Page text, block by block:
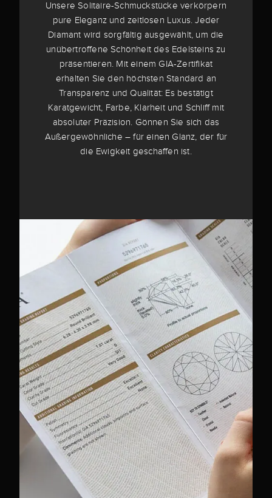
Unsere Solitaire-Schmuckstücke verkörpern
pure Eleganz und zeitlosen Luxus. Jeder
Diamant wird sorgfältig ausgewählt, um die
unübertroffene Schönheit des Edelsteins zu
präsentieren. Mit einem GIA-Zertifikat
erhalten Sie den höchsten Standard an
Transparenz und Qualität: Es bestätigt
Karatgewicht, Farbe, Klarheit und Schliff mit
absoluter Präzision. Gönnen Sie sich das
Außergewöhnliche – für einen Glanz, der für
die Ewigkeit geschaffen ist.